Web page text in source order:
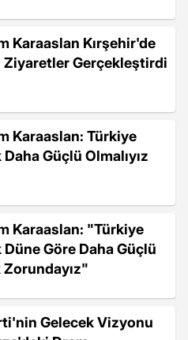
Karaaslan Kırşehir'de
Gerçekleştirdi
Karaaslan: Türkiye
Güçlü Olmalıyız
Karaaslan: "Türkiye
Düne Göre Daha Güçlü
Zorundayız"
Gelecek Vizyonu